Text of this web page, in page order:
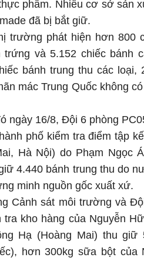
phẩm. Nhiều cơ sở sản
đã bị bắt giữ.
trường phát hiện hơn 800
trứng và 5.152 chiếc bánh
bánh trung thu các loại,
mác Trung Quốc không
ngày 16/8, Đội 6 phòng
phố kiểm tra điểm tập
Hà Nội) do Phạm Ngọc
4.440 bánh trung thu do
minh nguồn gốc xuất xứ.
Cảnh sát môi trường và
tra kho hàng của Nguyễn
Hạ (Hoàng Mai) thu giữ
hơn 300kg sữa bột của